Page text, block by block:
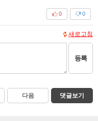
0
0
새로고침
등록
다음 댓글보기